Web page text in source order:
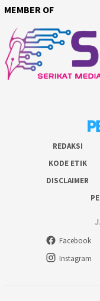
MEMBER OF
REDAKSI
KODE ETIK
DISCLAIMER
Facebook
Instagram